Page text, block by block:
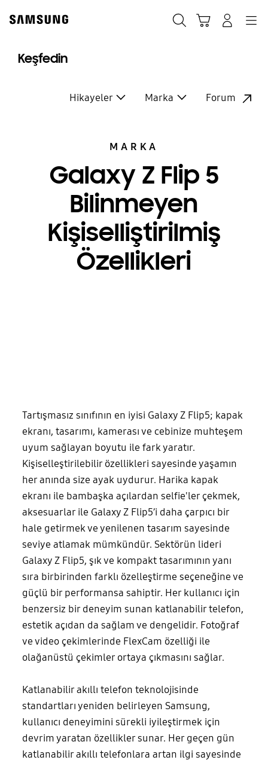
content
Keşfedin
Hikayeler Marka Forum
MARKA
Galaxy Z Flip 5
Bilinmeyen
Kişiselliştirilmiş
Özellikleri
Tartışmasız sınıfının en iyisi Galaxy Z Flip5; kapak
ekranı, tasarımı, kamerası ve cebinize muhteşem
uyum sağlayan boyutu ile fark yaratır.
Kişiselleştirilebilir özellikleri sayesinde yaşamın
her anında size ayak uydurur. Harika kapak
ekranı ile bambaşka açılardan selfie'ler çekmek,
aksesuarlar ile Galaxy Z Flip5’i daha çarpıcı bir
hale getirmek ve yenilenen tasarım sayesinde
seviye atlamak mümkündür. Sektörün lideri
Galaxy Z Flip5, şık ve kompakt tasarımının yanı
sıra birbirinden farklı özelleştirme seçeneğine ve
güçlü bir performansa sahiptir. Her kullanıcı için
benzersiz bir deneyim sunan katlanabilir telefon,
estetik açıdan da sağlam ve dengelidir. Fotoğraf
ve video çekimlerinde FlexCam özelliği ile
olağanüstü çekimler ortaya çıkmasını sağlar.
Katlanabilir akıllı telefon teknolojisinde
standartları yeniden belirleyen Samsung,
kullanıcı deneyimini sürekli iyileştirmek için
devrim yaratan özellikler sunar. Her geçen gün
katlanabilir akıllı telefonlara artan ilgi sayesinde